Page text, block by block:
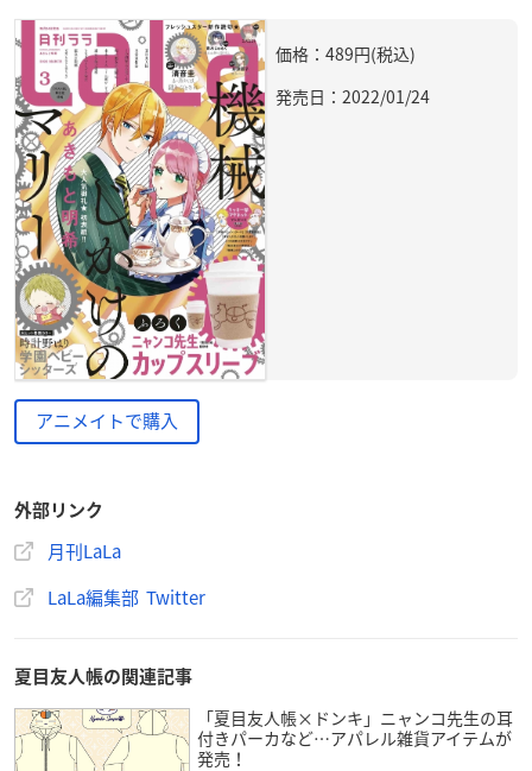
価格：489円(税込)
発売日：2022/01/24
アニメイトで購入
外部リンク
月刊LaLa
LaLa編集部 Twitter
夏目友人帳の関連記事
「夏目友人帳×ドンキ」ニャンコ先生の耳
付きパーカなど…アパレル雑貨アイテムが
発売！